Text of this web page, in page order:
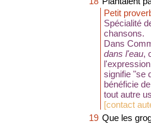
Petit
Spécialité
chansons.
Dans
dans l'eau,
signifie "se
bénéficie
tout autre
[contact
19 Que les